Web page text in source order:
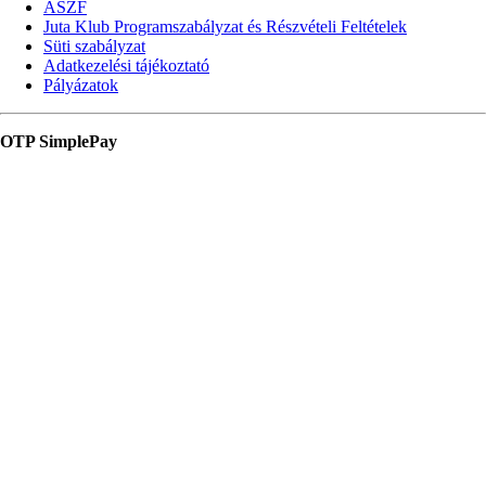
ÁSZF
Juta Klub Programszabályzat és Részvételi Feltételek
Süti szabályzat
Adatkezelési tájékoztató
Pályázatok
OTP SimplePay